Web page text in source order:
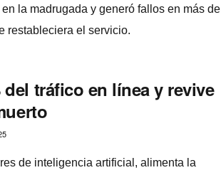
la madrugada y generó fallos en más de
restableciera el servicio.
del tráfico en línea y revive
de inteligencia artificial, alimenta la